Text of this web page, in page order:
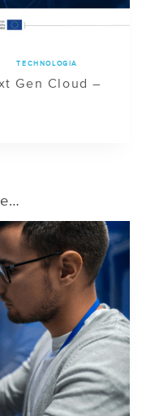
TECHNOLOGIA
Gen Cloud –